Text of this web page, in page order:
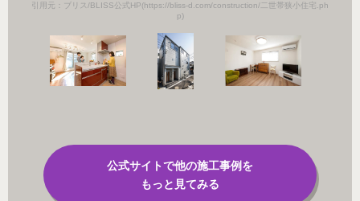
引用元：ブリス/BLISS公式HP(https://bliss-d.com/construction/二世帯狭小住宅.ph
p)
公式サイトで他の施工事例を
もっと見てみる